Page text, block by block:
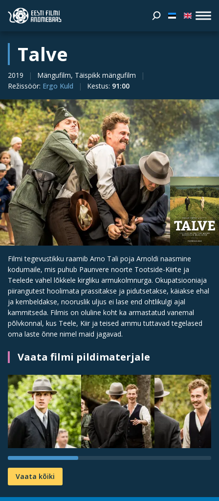
Talve
2019
Mängufilm, Täispikk mängufilm
Režissöör: Ergo Kuld Kestus: 91:00
Filmi tegevustikku raamib Arno Tali poja Arnoldi naasmine
kodumaile, mis puhub Paunvere noorte Tootside-Kiirte ja
Teelede vahel lõkkele kirgliku armukolmnurga. Okupatsiooniaja
piirangutest hoolimata prassitakse ja pidutsetakse, käiakse ehal
ja kembeldakse, nooruslik uljus ei lase end ohtlikulgi ajal
kammitseda. Filmis on oluline koht ka armastatud vanemal
põlvkonnal, kus Teele, Kiir ja teised ammu tuttavad tegelased
oma laste õnne nimel maid jagavad.
Vaata filmi pildimaterjale
Vaata kõiki